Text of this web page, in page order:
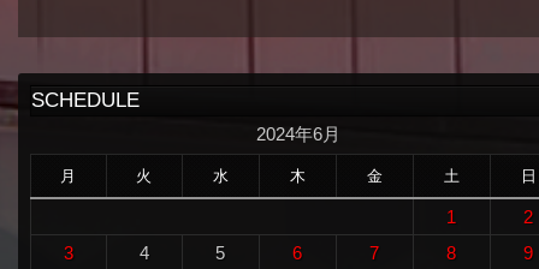
SCHEDULE
2024年6月
月 火 水 木 金 土 日
1
2
3
4 5 6 7 8
9